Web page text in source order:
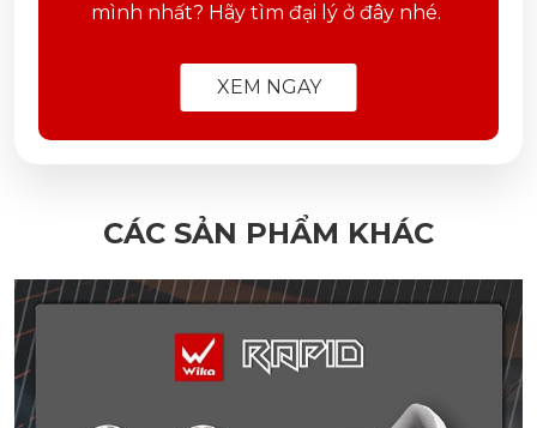
mình nhất? Hãy tìm đại lý ở đây nhé.
XEM NGAY
CÁC SẢN PHẨM KHÁC